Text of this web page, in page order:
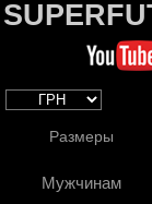
Размеры
Мужчинам